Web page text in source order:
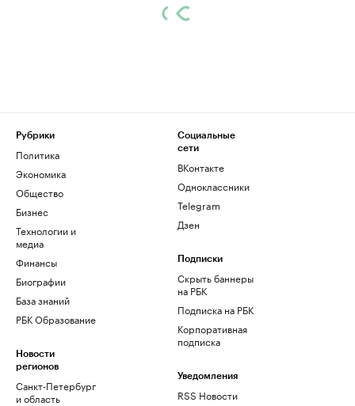
Рубрики
Политика
Экономика
Общество
Бизнес
Технологии и
медиа
Финансы
Биографии
База знаний
РБК Образование
Новости
регионов
Санкт-Петербург
и область
Социальные
сети
ВКонтакте
Одноклассники
Telegram
Дзен
Подписки
Скрыть баннеры
на РБК
Подписка на РБК
Корпоративная
подписка
Уведомления
RSS Новости